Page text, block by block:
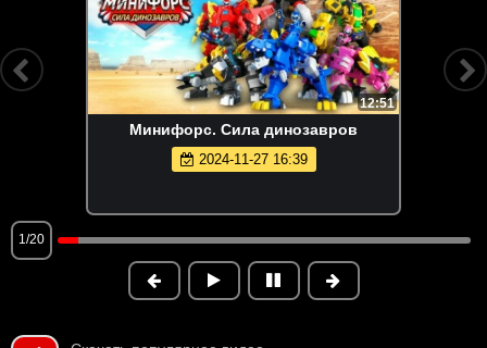
12:51
Минифорс. Сила динозавров
2024-11-27 16:39
1/20